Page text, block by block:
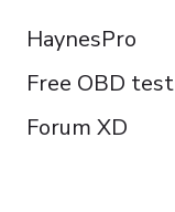
HaynesPro
Free OBD test
Forum XD